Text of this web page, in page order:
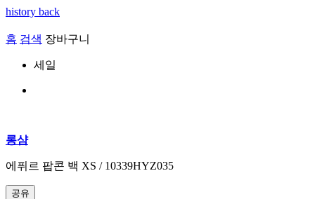
history back
홈 검색 장바구니
세일
롱샴
에퓌르 팝콘 백 XS / 10339HYZ035
공유